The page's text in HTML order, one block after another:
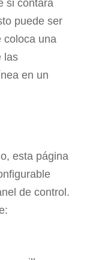
si contara
puede ser
coloca una
las
en un
esta página
de control.